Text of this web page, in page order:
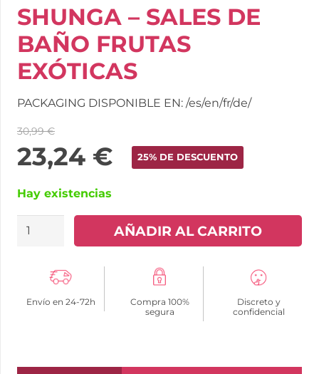
SHUNGA – SALES DE
BAÑO FRUTAS
EXÓTICAS
PACKAGING DISPONIBLE EN: /es/en/fr/de/
30,99€
23,24 € 25% DE DESCUENTO
Hay existencias
SHUNGA
BAÑO
AÑADIR AL CARRITO
Envío en 24-72h
Compra 100%
segura
Discreto y
confidencial